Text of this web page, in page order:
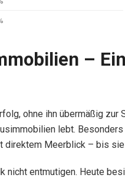
–
ohne ihn übermäßig zur
lebt.
direktem Meerblick – bis
nicht entmutigen. Heute